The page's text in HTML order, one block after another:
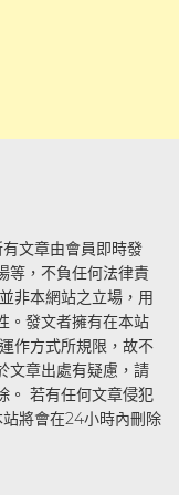
文章由會員即時發
等，不負任何法律責
非本網站之立場，用
。發文者擁有在本站
作方式所規限，故不
文章出處有疑慮，請
。 若有任何文章侵犯
將會在24小時內刪除